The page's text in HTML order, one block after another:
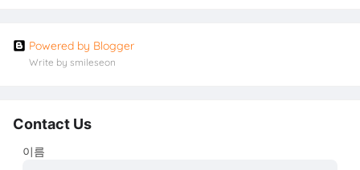
Powered by Blogger
Write by smileseon
Contact Us
이름